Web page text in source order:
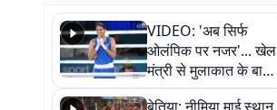
VIDEO: 'अब सिर्फ
ओलंपिक पर नजर'... खेल
मंत्री से मुलाकात के बाद
जैसमीन लंबोरिया का बड़ा